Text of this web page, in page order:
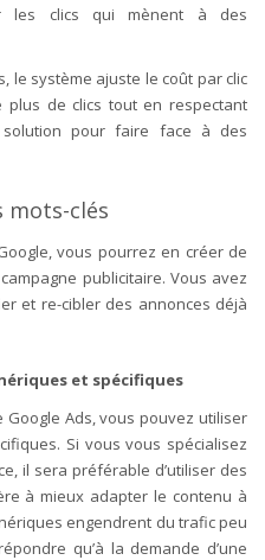
les clics qui mènent à des
le système ajuste le coût par clic
plus de clics tout en respectant
solution pour faire face à des
mots-clés
vous pourrez en créer de
publicitaire. Vous avez
et re-cibler des annonces déjà
et spécifiques
Google Ads, vous pouvez utiliser
Si vous vous spécialisez
il sera préférable d’utiliser des
à mieux adapter le contenu à
engendrent du trafic peu
qu’à la demande d’une